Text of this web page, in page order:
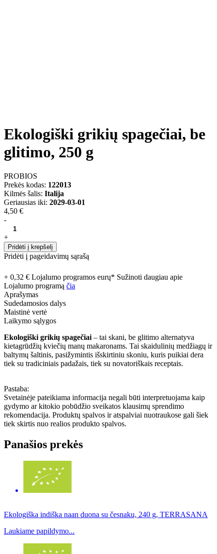
Ekologiški grikių spagečiai, be
glitimo, 250 g
PROBIOS
Prekės kodas: 122013
Kilmės šalis: Italija
Geriausias iki: 2029-03-01
4,50 €
-
+
Pridėti į krepšelį
Pridėti į pageidavimų sąrašą
+ 0,32 € Lojalumo programos eurų* Sužinoti daugiau apie
Lojalumo programą čia
Aprašymas
Sudedamosios dalys
Maistinė vertė
Laikymo sąlygos
Ekologiški grikių spagečiai – tai skani, be glitimo alternatyva
kietagrūdžių kviečių manų makaronams. Tai skaidulinių medžiagų ir
baltymų šaltinis, pasižymintis išskirtiniu skoniu, kuris puikiai dera
tiek su tradiciniais padažais, tiek su novatoriškais receptais.
Pastaba:
Svetainėje pateikiama informacija negali būti interpretuojama kaip
gydymo ar kitokio pobūdžio sveikatos klausimų sprendimo
rekomendacija. Produktų spalvos ir atspalviai nuotraukose gali šiek
tiek skirtis nuo realios produkto spalvos.
Panašios prekės
Ekologiška indiška naan duona su česnaku, 240 g, TERRASANA
Laukiame papildymo...